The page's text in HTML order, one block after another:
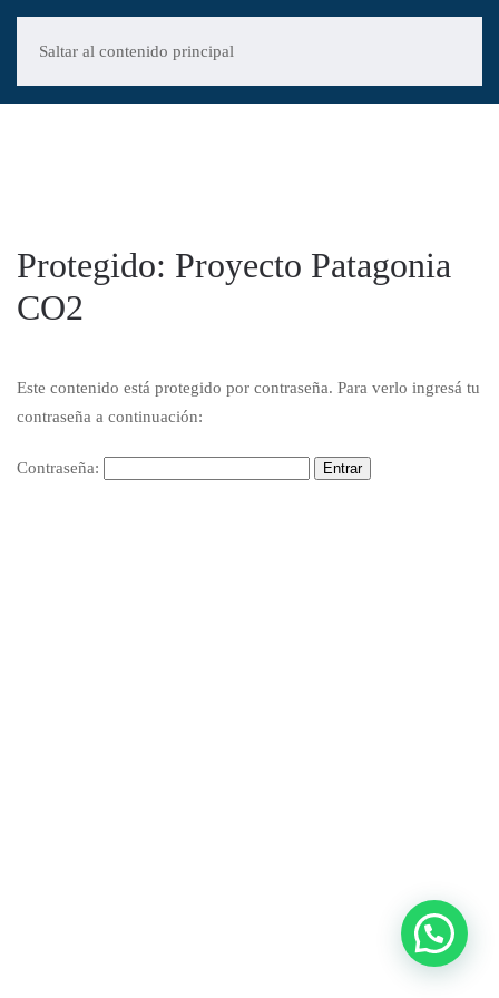
Saltar al contenido principal
Protegido: Proyecto Patagonia
CO2
Este contenido está protegido por contraseña. Para verlo ingresá tu
contraseña a continuación:
Contraseña: